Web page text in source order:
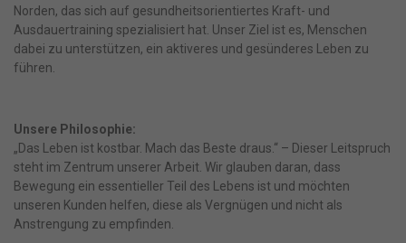
Norden, das sich auf gesundheitsorientiertes Kraft- und
Ausdauertraining spezialisiert hat. Unser Ziel ist es, Menschen
dabei zu unterstützen, ein aktiveres und gesünderes Leben zu
führen.
Unsere Philosophie:
„Das Leben ist kostbar. Mach das Beste draus.“ – Dieser Leitspruch
steht im Zentrum unserer Arbeit. Wir glauben daran, dass
Bewegung ein essentieller Teil des Lebens ist und möchten
unseren Kunden helfen, diese als Vergnügen und nicht als
Anstrengung zu empfinden.